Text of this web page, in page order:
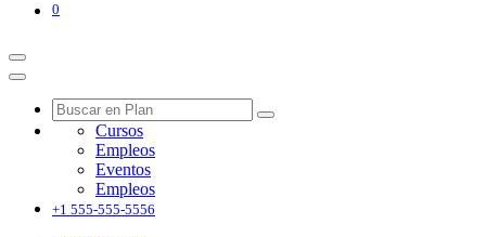
0
Cursos
Empleos
Eventos
Empleos
+1 555-555-5556